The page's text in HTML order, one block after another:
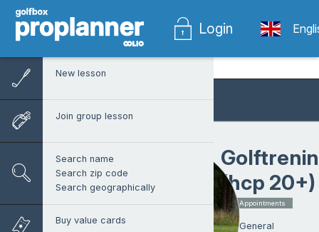
Login
(hcp 20+)
1 x Appointments
General
New lesson
Join group lesson
Search name
Search zip code
Search geographically
Buy value cards